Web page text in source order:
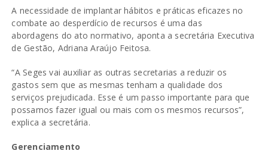
A necessidade de implantar hábitos e práticas eficazes no
combate ao desperdício de recursos é uma das
abordagens do ato normativo, aponta a secretária Executiva
de Gestão, Adriana Araújo Feitosa.
“A Seges vai auxiliar as outras secretarias a reduzir os
gastos sem que as mesmas tenham a qualidade dos
serviços prejudicada. Esse é um passo importante para que
possamos fazer igual ou mais com os mesmos recursos”,
explica a secretária.
Gerenciamento